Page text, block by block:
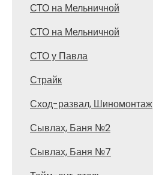
СТО на Мельничной
СТО на Мельничной
СТО у Павла
Страйк
Сход-развал, Шиномонтаж
Сывлах, Баня №2
Сывлах, Баня №7